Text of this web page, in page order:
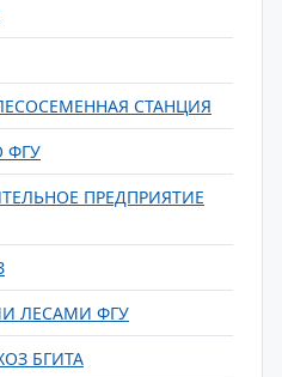
СТАНЦИЯ
ФГУ
ПРЕДПРИЯТИЕ
ЛЕСАМИ ФГУ
БГИТА